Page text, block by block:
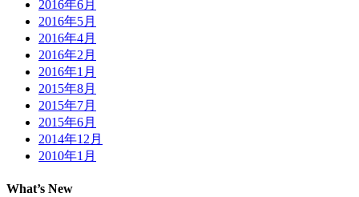
2016年6月
2016年5月
2016年4月
2016年2月
2016年1月
2015年8月
2015年7月
2015年6月
2014年12月
2010年1月
What’s New